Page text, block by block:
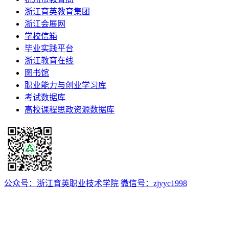
浙江育英教育集团
浙江会展网
学校信箱
毕业实践平台
浙江教育在线
图书馆
职业能力与创业学习库
考试数据库
高校课程思政资源数据库
公众号：浙江育英职业技术学院 微信号：zjyyc1998